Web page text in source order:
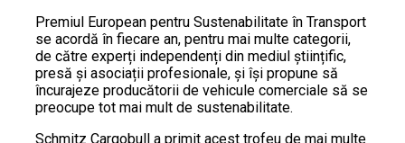
Premiul European pentru Sustenabilitate în Transport
se acordă în fiecare an, pentru mai multe categorii,
de către experți independenți din mediul științific,
presă și asociații profesionale, și își propune să
încurajeze producătorii de vehicule comerciale să se
preocupe tot mai mult de sustenabilitate.
Schmitz Cargobull a primit acest trofeu de mai multe